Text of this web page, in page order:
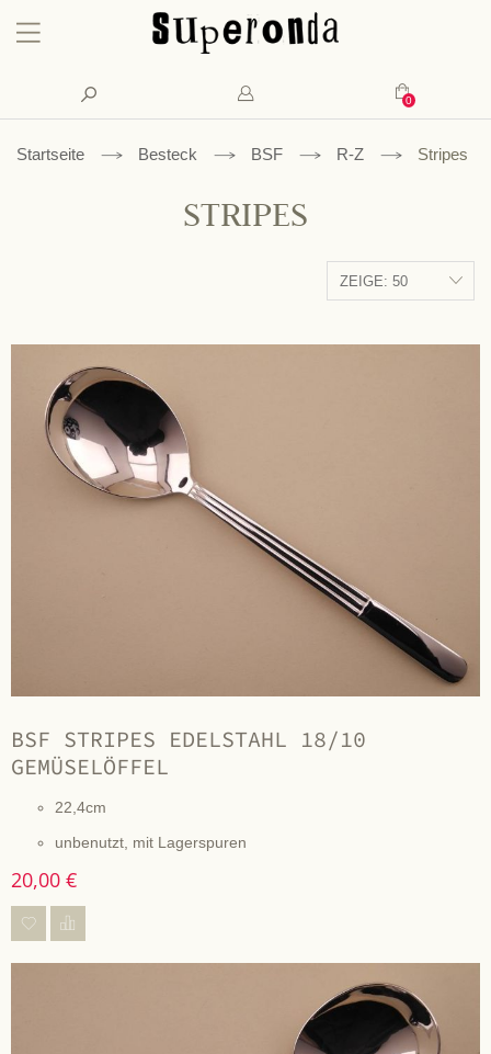
Konto
Mein
Suche
Startseite Besteck BSF R-Z Stripes
STRIPES
BSF STRIPES EDELSTAHL 18/10
GEMÜSELÖFFEL
22,4cm
unbenutzt, mit Lagerspuren
20,00 €